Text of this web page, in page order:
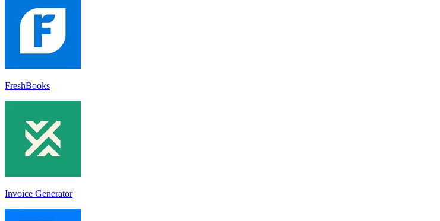
FreshBooks
Invoice Generator